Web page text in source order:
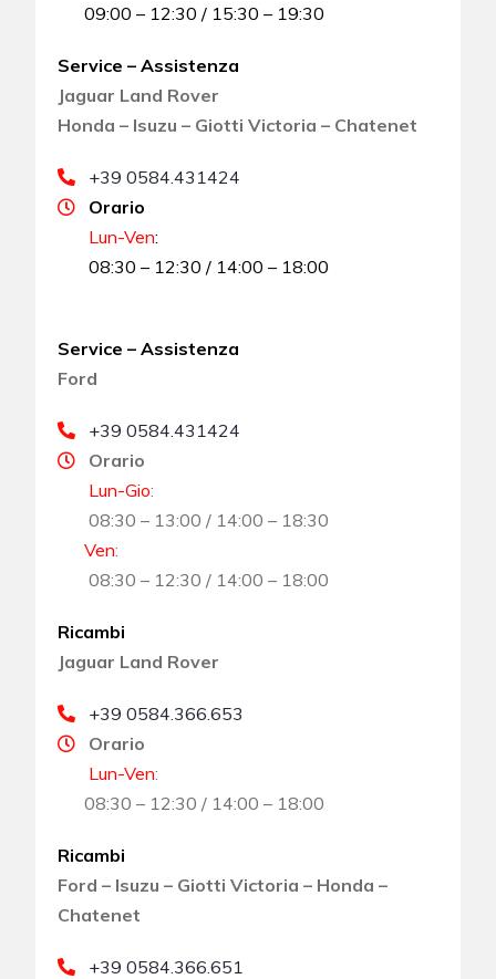
09:00 – 12:30 / 15:30 – 19:30
Service – Assistenza
Jaguar Land Rover
Honda – Isuzu – Giotti Victoria – Chatenet
+39 0584.431424
Orario
Lun-Ven:
08:30 – 12:30 / 14:00 – 18:00
Service – Assistenza
Ford
+39 0584.431424
Orario
Lun-Gio:
08:30 – 13:00 / 14:00 – 18:30
Ven:
08:30 – 12:30 / 14:00 – 18:00
Ricambi
Jaguar Land Rover
+39 0584.366.653
Orario
Lun-Ven:
08:30 – 12:30 / 14:00 – 18:00
Ricambi
Ford – Isuzu – Giotti Victoria – Honda –
Chatenet
+39 0584.366.651